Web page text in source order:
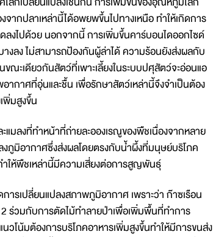
ากปลาเหล่านี้ได้อพยพขึ้นไปทางเหนือ ทำให้เกิดการ
ลงไปด้วย นอกจากนี้ การเพิ่มขึ้นคาร์บอนไดออกไซด์
งลง ไม่สามารถป้องกันผู้ล่าได้ ความร้อนยังส่งผลกับ
ะเดียวกันสัตว์ที่เพาะเลี้ยงในระบบปศุสัตว์จะอ่อนแอ
อากาศที่อุ่นและชื้น เพื่อรักษาสัตว์เหล่านี้จึงจำเป็นต้อง
พิ่มสูงขึ้น
มลงที่ทำหน้าที่ถ่ายละอองเรณูของพืชเนื่องจากหลาย
งภูมิอากาศซึ่งส่งผลโดยตรงกับน้ำผึ้งที่มนุษย์บริโภค
ำให้พืชเหล่านี้มีความเสี่ยงต่อการสูญพันธุ์
ารเปลี่ยนแปลงสภาพภูมิอากาศ เพราะว่า ก๊าซเรือน
ร่วมกับการตัดไม้ทำลายป่าเพื่อเพิ่มพื้นที่ทำการ
โน้มต้องการบริโภคอาหารเพิ่มสูงขึ้นทำให้มีการขนส่ง